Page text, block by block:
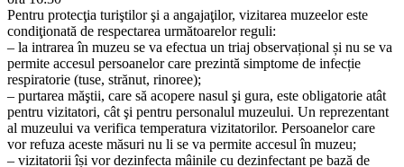
Pentru protecţia turiştilor şi a angajaţilor, vizitarea muzeelor este
condiţionată de respectarea următoarelor reguli:
– la intrarea în muzeu se va efectua un triaj observațional și nu se va
permite accesul persoanelor care prezintă simptome de infecție
respiratorie (tuse, strănut, rinoree);
– purtarea măştii, care să acopere nasul şi gura, este obligatorie atât
pentru vizitatori, cât şi pentru personalul muzeului. Un reprezentant
al muzeului va verifica temperatura vizitatorilor. Persoanelor care
vor refuza aceste măsuri nu li se va permite accesul în muzeu;
– vizitatorii își vor dezinfecta mâinile cu dezinfectant pe bază de